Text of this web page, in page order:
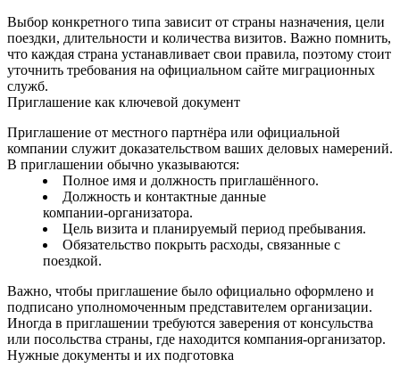
Выбор конкретного типа зависит от страны назначения, цели
поездки, длительности и количества визитов. Важно помнить,
что каждая страна устанавливает свои правила, поэтому стоит
уточнить требования на официальном сайте миграционных
служб.
Приглашение как ключевой документ
Приглашение от местного партнёра или официальной
компании служит доказательством ваших деловых намерений.
В приглашении обычно указываются:
Полное имя и должность приглашённого.
Должность и контактные данные
компании‑организатора.
Цель визита и планируемый период пребывания.
Обязательство покрыть расходы, связанные с
поездкой.
Важно, чтобы приглашение было официально оформлено и
подписано уполномоченным представителем организации.
Иногда в приглашении требуются заверения от консульства
или посольства страны, где находится компания‑организатор.
Нужные документы и их подготовка